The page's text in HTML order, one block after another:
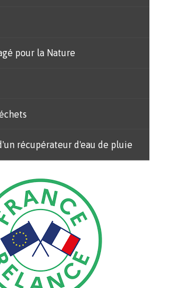
pour la Nature
récupérateur d'eau de pluie